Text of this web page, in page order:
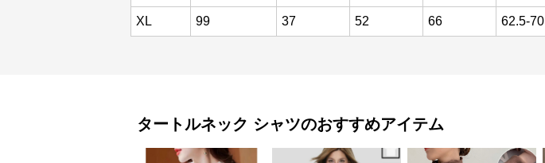
XL 99 37 52 66 62.5-70
タートルネック シャツのおすすめアイテム